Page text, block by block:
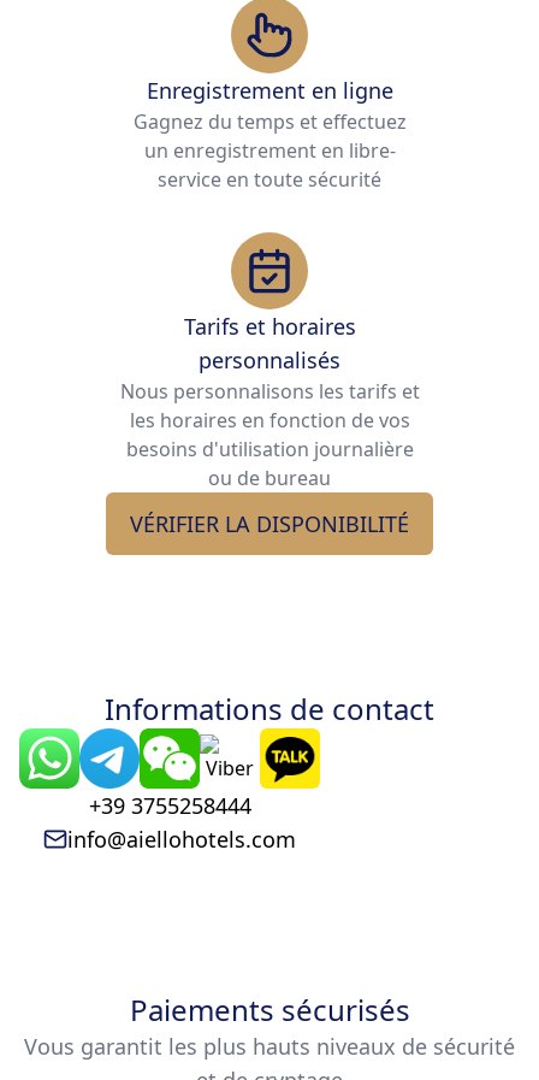
Enregistrement en ligne
Gagnez du temps et effectuez
un enregistrement en libre-
service en toute sécurité
Tarifs et horaires
personnalisés
Nous personnalisons les tarifs et
les horaires en fonction de vos
besoins d'utilisation journalière
ou de bureau
VÉRIFIER LA DISPONIBILITÉ
Informations de contact
+39 3755258444
info@aiellohotels.com
Paiements sécurisés
Vous garantit les plus hauts niveaux de sécurité